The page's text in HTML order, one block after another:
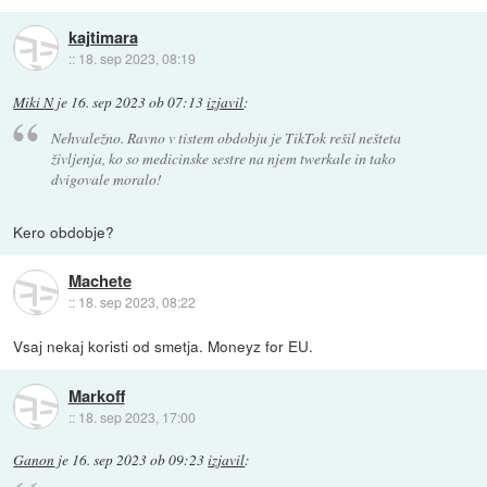
kajtimara
:: 18. sep 2023, 08:19
Miki Nje 16. sep 2023 ob 07:13izjavil:
Nehvaležno. Ravno v tistem obdobju je TikTok rešil nešteta
življenja, ko so medicinske sestre na njem twerkale in tako
dvigovale moralo!
Kero obdobje?
Machete
:: 18. sep 2023, 08:22
Vsaj nekaj koristi od smetja. Moneyz for EU.
Markoff
:: 18. sep 2023, 17:00
Ganon je 16. sep 2023 ob 09:23izjavil: